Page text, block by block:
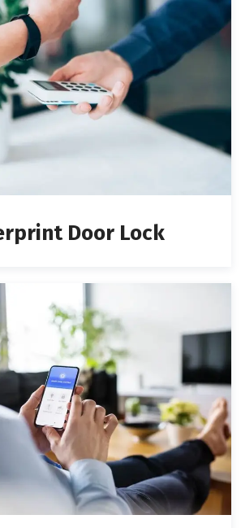
Door Lock